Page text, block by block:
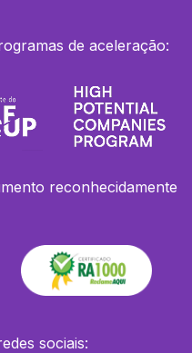
de aceleração:
reconhecidamente
sociais: